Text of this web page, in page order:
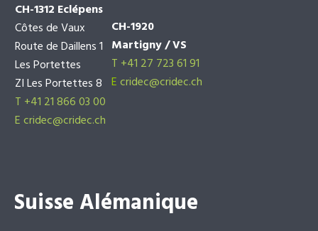
CH-1312 Eclépens
Côtes de Vaux
Route de Daillens 1
Les Portettes
ZI Les Portettes 8
T +41 21 866 03 00
Ecridec@cridec.ch
CH-1920
Martigny / VS
T +41 27 723 61 91
Ecridec@cridec.ch
Suisse Alémanique